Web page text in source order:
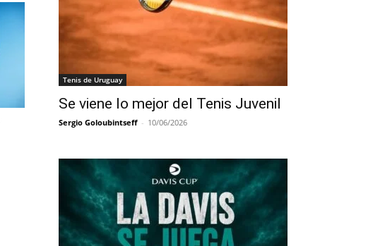
Tenis de Uruguay
Se viene lo mejor del Tenis Juvenil
Sergio Goloubintseff - 10/06/2026